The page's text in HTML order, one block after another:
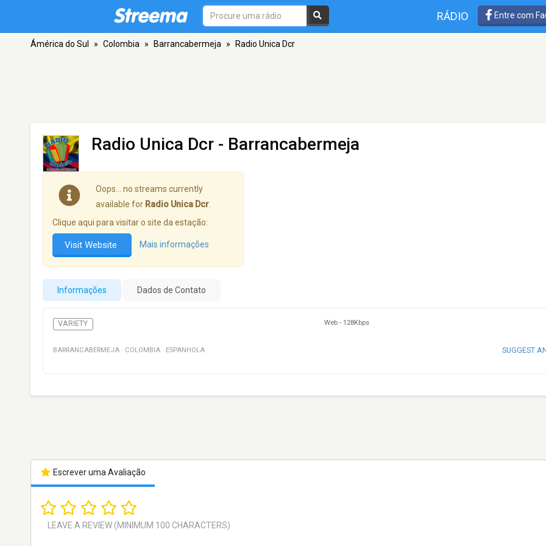
RÁDIO Entre com
Ámérica do Sul » Colombia » Barrancabermeja » Radio Unica Dcr
Radio Unica Dcr - Barrancabermeja
Oops… no streams currently
available for Radio Unica Dcr
Clique aqui para visitar o site da estação:
Visit Website Mais informações
Informações Dados de Contato
VARIETY Web - 128Kbps
BARRANCABERMEJA · COLOMBIA · ESPANHOLA SUGGEST
Escrever uma Avaliação